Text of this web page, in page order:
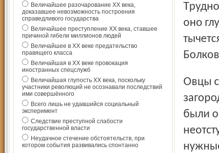
Величайшее разочарование ХХ века,
доказавшее невозможность построения
справедливого государства
Величайшее преступление ХХ века, ставшее
причиной гибели миллионов людей
Величайшее в ХХ веке предательство
правящего класса
Величайшая в ХХ веке провокация
иностранных спецслужб
Величайшая глупость ХХ века, поскольку
участники революций не осознавали последствий
ими совершённого
Всего лишь не удавшийся социальный
эксперимент
Следствие преступной слабости
государственной власти
Неудачное стечение обстоятельств, при
котором события развивались спонтанно
Трудно называть имуществом живое существо. Даже если
оно
Овцы с любопытством следили за нами из своих
были